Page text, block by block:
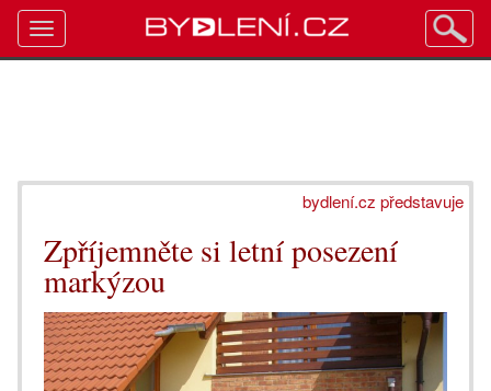
bydlení.cz představuje
Zpříjemněte si letní posezení
markýzou
Toggle
navigation